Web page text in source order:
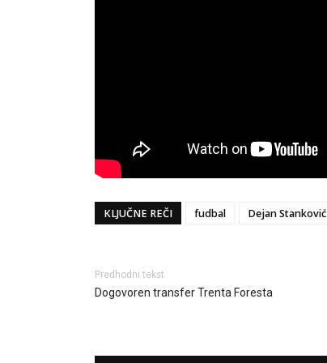
KLJUČNE REČI fudbal Dejan Stanković
Predhodni tekst
Dogovoren transfer Trenta Foresta